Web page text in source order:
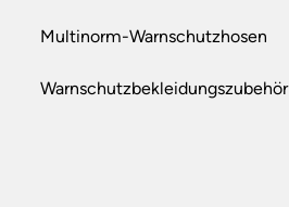
Multinorm-Warnschutzhosen
Warnschutzbekleidungszubehör